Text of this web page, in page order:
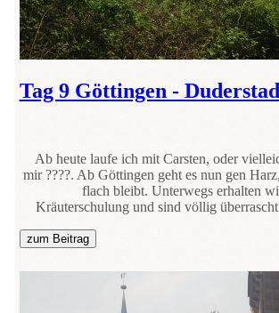
Tag 9 Göttingen -
Ab heute laufe ich mit Carsten, oder
mir ????. Ab Göttingen geht es nun gen
flach bleibt. Unterwegs erhalten
Kräuterschulung und sind völlig
zum Beitrag